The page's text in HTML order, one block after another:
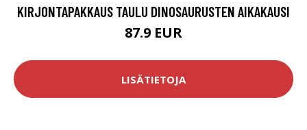
KIRJONTAPAKKAUS TAULU DINOSAURUSTEN AIKAKAUSI
87.9 EUR
LISÄTIETOJA